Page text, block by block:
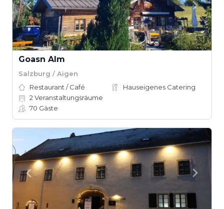
Goasn Alm
Salzburg / Aigen
Restaurant / Café
Hauseigenes Catering
2 Veranstaltungsräume
70 Gäste